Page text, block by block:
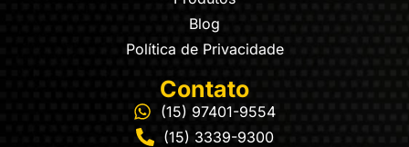
Blog
Política de Privacidade
Contato
(15) 97401-9554
(15) 3339-9300